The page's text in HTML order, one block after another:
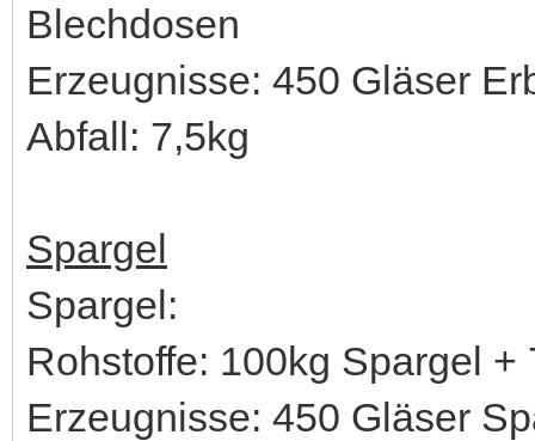
Blechdosen
Erzeugnisse: 450 Gläser
Abfall: 7,5kg
Spargel
Spargel:
Rohstoffe: 100kg Spargel
Erzeugnisse: 450 Gläser